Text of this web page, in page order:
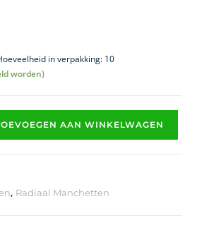
in verpakking: 10
worden)
AAN WINKELWAGEN
, Radiaal Manchetten